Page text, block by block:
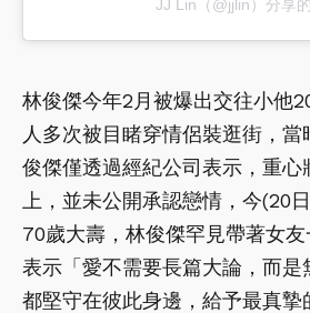
JJ Lin（@jjlin）分享
林俊傑今年2月被爆出交往小他
人多次被目睹穿情侶裝逛街，
俊傑僅透過經紀公司表示，重心
上，並未公開承認戀情，今(20
70歲大壽，林俊傑罕見帶著女友
表示「愛不需要長篇大論，而是
都堅守在彼此身邊，給予最真摯